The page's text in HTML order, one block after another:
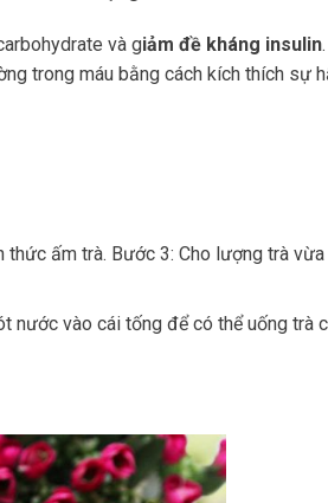
và giảm đề kháng insulin
trong máu bằng cách kích thích sự
ấm trà. Bước 3: Cho lượng trà
nước vào cái tống để có thể uống trà